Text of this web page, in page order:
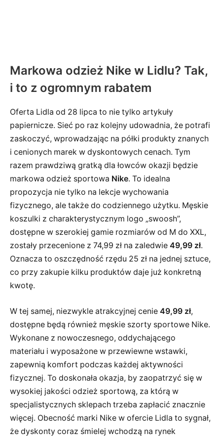
Markowa odzież Nike w Lidlu? Tak,
i to z ogromnym rabatem
Oferta Lidla od 28 lipca to nie tylko artykuły
papiernicze. Sieć po raz kolejny udowadnia, że potrafi
zaskoczyć, wprowadzając na półki produkty znanych
i cenionych marek w dyskontowych cenach. Tym
razem prawdziwą gratką dla łowców okazji będzie
markowa odzież sportowa Nike. To idealna
propozycja nie tylko na lekcje wychowania
fizycznego, ale także do codziennego użytku. Męskie
koszulki z charakterystycznym logo „swoosh”,
dostępne w szerokiej gamie rozmiarów od M do XXL,
zostały przecenione z 74,99 zł na zaledwie 49,99 zł.
Oznacza to oszczędność rzędu 25 zł na jednej sztuce,
co przy zakupie kilku produktów daje już konkretną
kwotę.
W tej samej, niezwykle atrakcyjnej cenie 49,99 zł,
dostępne będą również męskie szorty sportowe Nike.
Wykonane z nowoczesnego, oddychającego
materiału i wyposażone w przewiewne wstawki,
zapewnią komfort podczas każdej aktywności
fizycznej. To doskonała okazja, by zaopatrzyć się w
wysokiej jakości odzież sportową, za którą w
specjalistycznych sklepach trzeba zapłacić znacznie
więcej. Obecność marki Nike w ofercie Lidla to sygnał,
że dyskonty coraz śmielej wchodzą na rynek